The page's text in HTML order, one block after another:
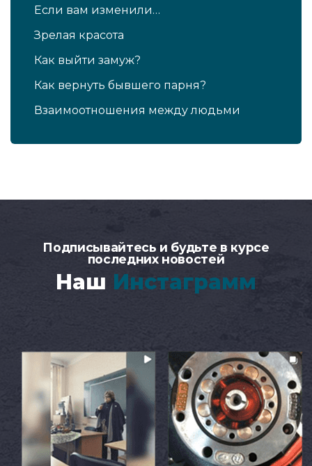
Если вам изменили…
Зрелая красота
Как выйти замуж?
Как вернуть бывшего парня?
Взаимоотношения между людьми
Подписывайтесь и будьте в курсе
последних новостей
Наш Инстаграмм